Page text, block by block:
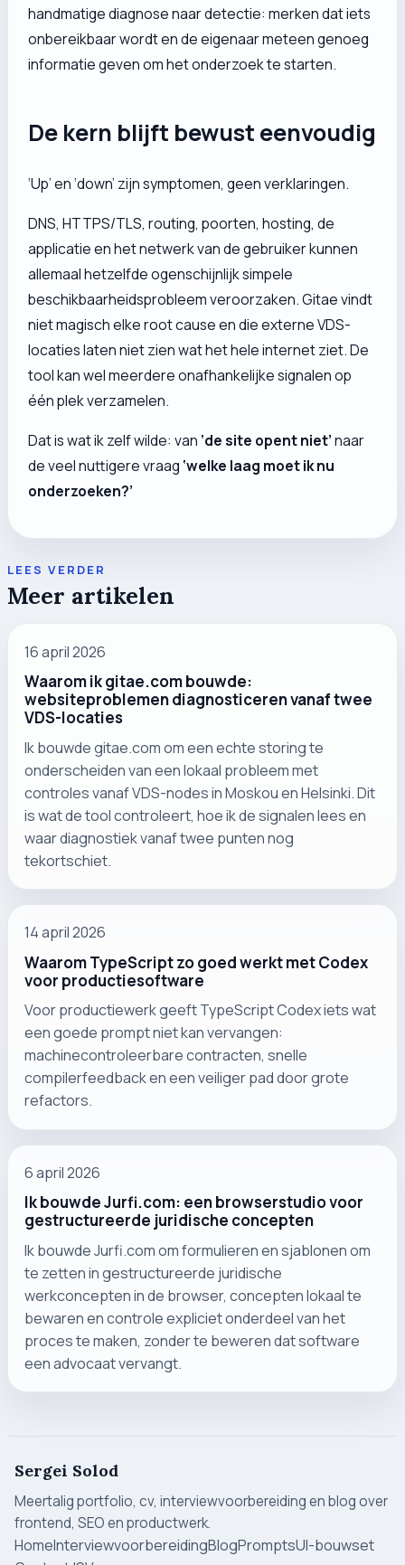
handmatige diagnose naar detectie: merken dat iets
onbereikbaar wordt en de eigenaar meteen genoeg
informatie geven om het onderzoek te starten.
De kern blijft bewust eenvoudig
‘Up’ en ‘down’ zijn symptomen, geen verklaringen.
DNS, HTTPS/TLS, routing, poorten, hosting, de
applicatie en het netwerk van de gebruiker kunnen
allemaal hetzelfde ogenschijnlijk simpele
beschikbaarheidsprobleem veroorzaken. Gitae vindt
niet magisch elke root cause en die externe VDS-
locaties laten niet zien wat het hele internet ziet. De
tool kan wel meerdere onafhankelijke signalen op
één plek verzamelen.
Dat is wat ik zelf wilde: van ‘de site opent niet’naar
de veel nuttigere vraag ‘welke laag moet ik nu
onderzoeken?’
LEES VERDER
Meer artikelen
16 april 2026
Waarom ik gitae.com bouwde:
websiteproblemen diagnosticeren vanaf twee
VDS-locaties
Ik bouwde gitae.com om een echte storing te
onderscheiden van een lokaal probleem met
controles vanaf VDS-nodes in Moskou en Helsinki. Dit
is wat de tool controleert, hoe ik de signalen lees en
waar diagnostiek vanaf twee punten nog
tekortschiet.
14 april 2026
Waarom TypeScript zo goed werkt met Codex
voor productiesoftware
Voor productiewerk geeft TypeScript Codex iets wat
een goede prompt niet kan vervangen:
machinecontroleerbare contracten, snelle
compilerfeedback en een veiliger pad door grote
refactors.
6 april 2026
Ik bouwde Jurfi.com: een browserstudio voor
gestructureerde juridische concepten
Ik bouwde Jurfi.com om formulieren en sjablonen om
te zetten in gestructureerde juridische
werkconcepten in de browser, concepten lokaal te
bewaren en controle expliciet onderdeel van het
proces te maken, zonder te beweren dat software
een advocaat vervangt.
Sergei Solod
Meertalig portfolio, cv, interviewvoorbereiding en blog over
frontend, SEO en productwerk.
HomeInterviewvoorbereidingBlogPromptsUI-bouwset